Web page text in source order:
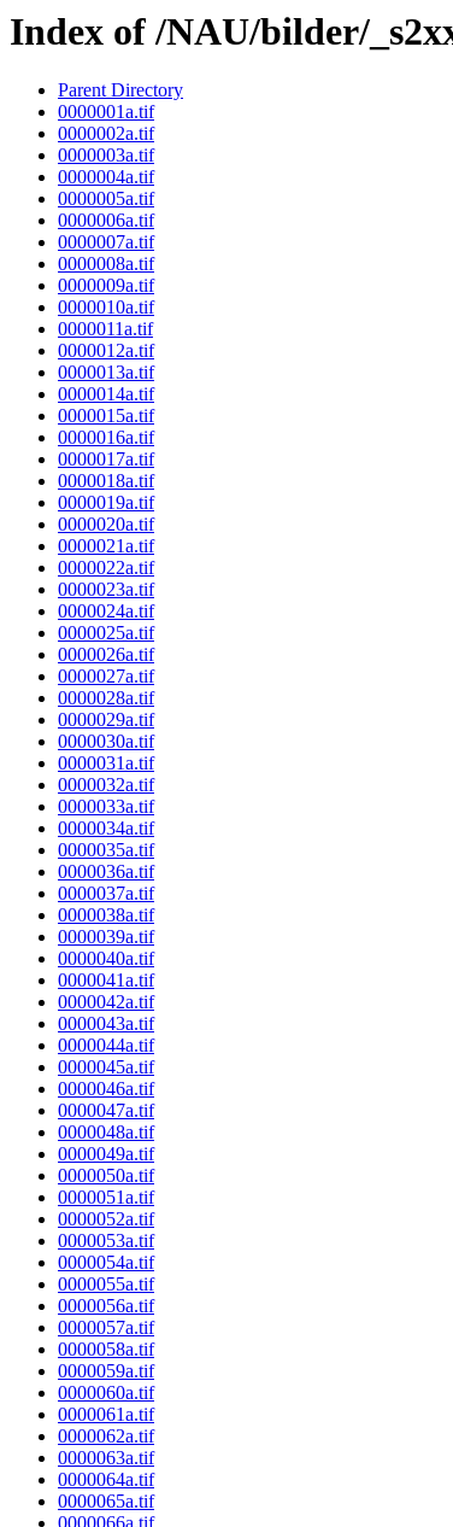
Index of /NAU/bilder/
Parent Directory
0000001a.tif
0000002a.tif
0000003a.tif
0000004a.tif
0000005a.tif
0000006a.tif
0000007a.tif
0000008a.tif
0000009a.tif
0000010a.tif
0000011a.tif
0000012a.tif
0000013a.tif
0000014a.tif
0000015a.tif
0000016a.tif
0000017a.tif
0000018a.tif
0000019a.tif
0000020a.tif
0000021a.tif
0000022a.tif
0000023a.tif
0000024a.tif
0000025a.tif
0000026a.tif
0000027a.tif
0000028a.tif
0000029a.tif
0000030a.tif
0000031a.tif
0000032a.tif
0000033a.tif
0000034a.tif
0000035a.tif
0000036a.tif
0000037a.tif
0000038a.tif
0000039a.tif
0000040a.tif
0000041a.tif
0000042a.tif
0000043a.tif
0000044a.tif
0000045a.tif
0000046a.tif
0000047a.tif
0000048a.tif
0000049a.tif
0000050a.tif
0000051a.tif
0000052a.tif
0000053a.tif
0000054a.tif
0000055a.tif
0000056a.tif
0000057a.tif
0000058a.tif
0000059a.tif
0000060a.tif
0000061a.tif
0000062a.tif
0000063a.tif
0000064a.tif
0000065a.tif